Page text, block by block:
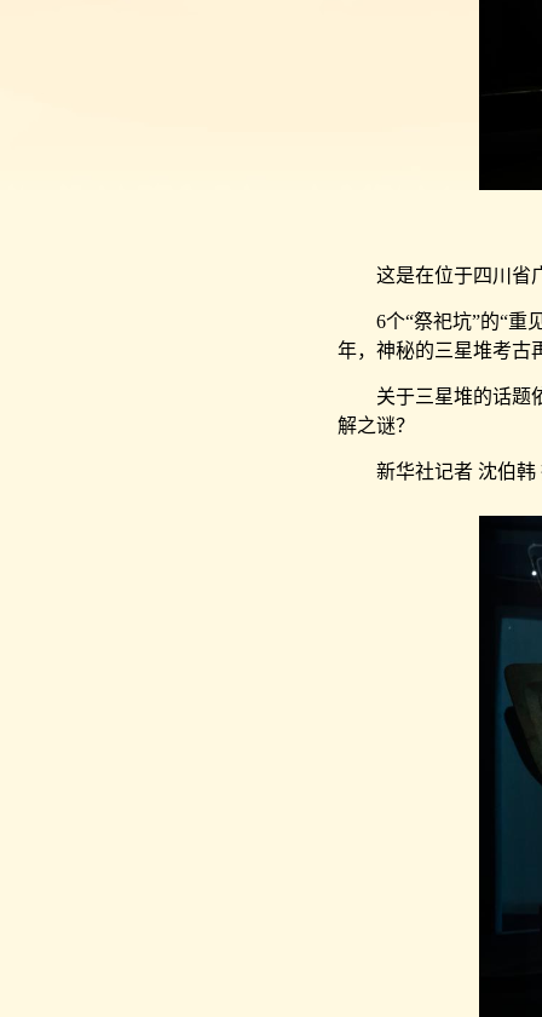
这是在位于四川省广
6个“祭祀坑”的“重见
年，神秘的三星堆考古
关于三星堆的话题依
解之谜？
新华社记者 沈伯韩